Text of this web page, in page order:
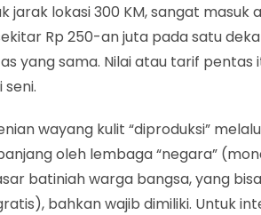
jarak lokasi 300 KM, sangat masuk
Rp 250-an juta pada satu deka
yang sama. Nilai atau tarif pentas
wayang kulit “diproduksi”
oleh lembaga “negara”
batiniah warga bangsa, yang bisa
bahkan wajib dimiliki. Untuk